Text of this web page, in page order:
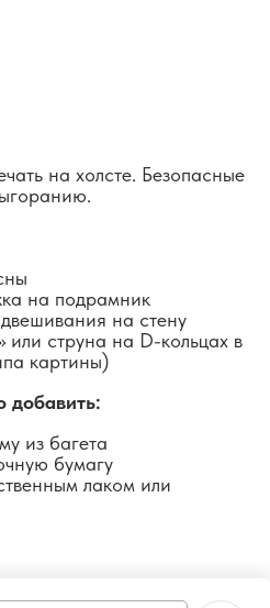
на холсте. Безопасные
на подрамник
на стену
или струна на D-кольцах в
картины)
добавить:
из багета
бумагу
лаком или